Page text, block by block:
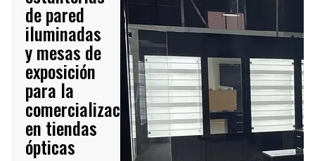
de pared
iluminadas
y mesas de
exposición
para la
comercialización
en tiendas
ópticas